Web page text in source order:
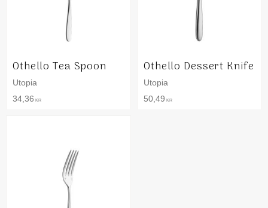
Othello Tea Spoon
Utopia
34,36 KR
Othello Dessert Knife
Utopia
50,49 KR